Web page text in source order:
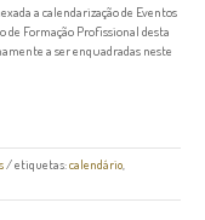
a calendarização de Eventos
de Formação Profissional desta
a ser enquadradas neste
/ etiquetas:calendário